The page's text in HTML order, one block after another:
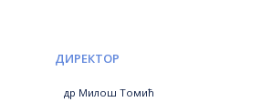
ДИРЕКТОР
др Милош Томић